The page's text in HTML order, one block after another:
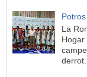
La
derrot...